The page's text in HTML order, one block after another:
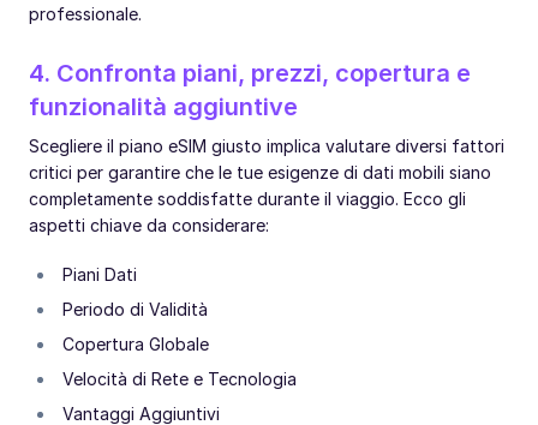
professionale.
4. Confronta piani, prezzi, copertura e
funzionalità aggiuntive
Scegliere il piano eSIM giusto implica valutare diversi fattori
critici per garantire che le tue esigenze di dati mobili siano
completamente soddisfatte durante il viaggio. Ecco gli
aspetti chiave da considerare:
Piani Dati
Periodo di Validità
Copertura Globale
Velocità di Rete e Tecnologia
Vantaggi Aggiuntivi